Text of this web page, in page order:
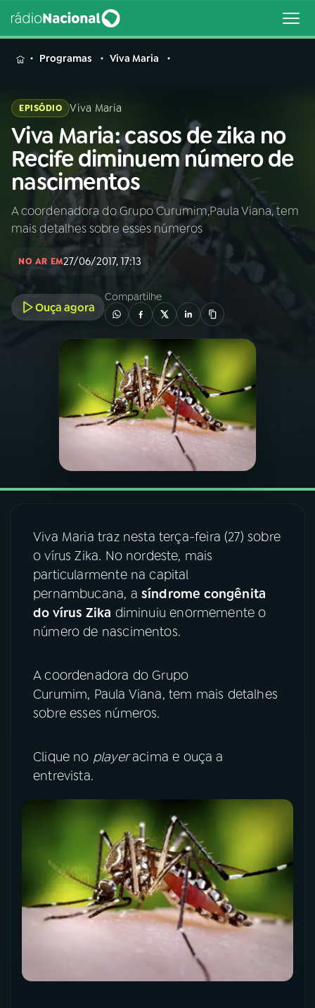
MENU
Buscar
na
Rádio
Nacional
Buscar
AO VIVO
INÍCIO
A RÁDIO
PROGRAMAÇÃO
PROGRAMAS
06VIDEOCASTS
07ÚLTIMAS
08FESTIVAL DE MÚSICA
ACOMPANHE A RÁDIO NACIONAL
Instagram X
Programas Viva Maria
EPISÓDIO Viva Maria
Viva Maria: casos de zika no
Recife diminuem número de
nascimentos
A coordenadora do Grupo Curumim,Paula Viana, tem
mais detalhes sobre esses números
NO AR EM27/06/2017, 17:13
Ouça agora
Compartilhe
Viva Maria traz nesta terça-feira (27) sobre
o vírus Zika. No nordeste, mais
particularmente na capital
pernambucana, a síndrome congênita
do vírus Zika diminuiu enormemente o
número de nascimentos.
A coordenadora do Grupo
Curumim, Paula Viana, tem mais detalhes
sobre esses números.
Clique no playeracima e ouça a
entrevista.